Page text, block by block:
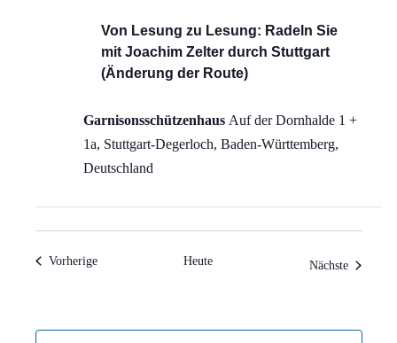
Von Lesung zu Lesung: Radeln Sie
mit Joachim Zelter durch Stuttgart
(Änderung der Route)
Garnisonsschützenhaus Auf der Dornhalde 1 +
1a, Stuttgart-Degerloch, Baden-Württemberg,
Deutschland
VorherigeVeranstaltungen Heute Nächste